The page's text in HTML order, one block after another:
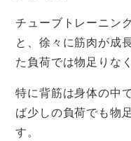
チューブトレーニン
と、徐々に筋肉が成
た負荷では物足りな
特に背筋は身体の中
ば少しの負荷でも物
す。